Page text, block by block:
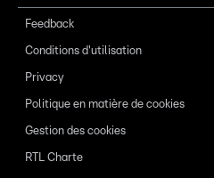
Feedback
Conditions d'utilisation
Privacy
Politique en matière de cookies
Gestion des cookies
RTL Charte